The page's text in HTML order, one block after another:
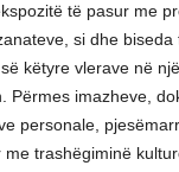
të pasur me
si dhe
këtyre vlerave në
Përmes imazheve,
personale,
trashëgiminë